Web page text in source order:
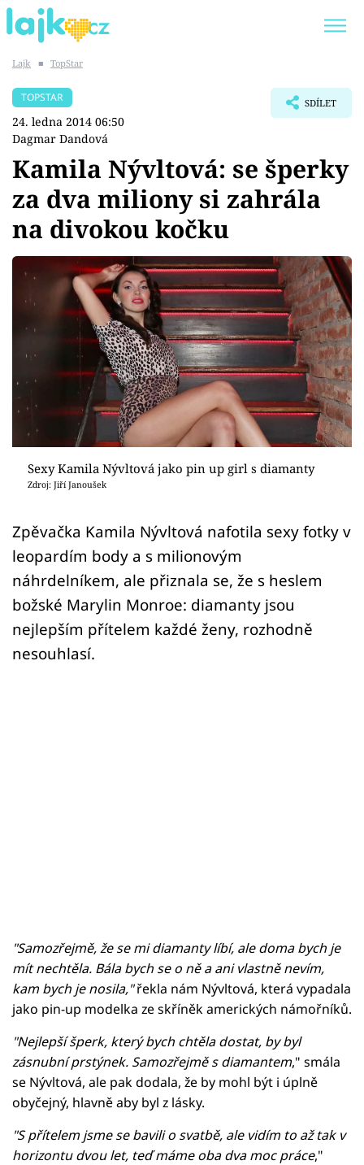
SHOPAHOLICADEL
Témata
Showbyznys
Youtubeři
Virály
Sex a vztahy
Videa
Sledujte prima+
Přihlášení
Sledujte nás
Lajk ■ TopStar
TOPSTAR
24. ledna 2014 06:50
Dagmar Dandová
SDÍLET
Kamila Nývltová: se šperky
za dva miliony si zahrála
na divokou kočku
Sexy Kamila Nývltová jako pin up girl s diamanty
Zdroj: Jiří Janoušek
Zpěvačka Kamila Nývltová nafotila sexy fotky v
leopardím body a s milionovým
náhrdelníkem, ale přiznala se, že s heslem
božské Marylin Monroe: diamanty jsou
nejlepším přítelem každé ženy, rozhodně
nesouhlasí.
"Samozřejmě, že se mi diamanty líbí, ale doma bych je
mít nechtěla. Bála bych se o ně a ani vlastně nevím,
kam bych je nosila,"řekla nám Nývltová, která vypadala
jako pin-up modelka ze skříněk amerických námořníků.
"Nejlepší šperk, který bych chtěla dostat, by byl
zásnubní prstýnek. Samozřejmě s diamantem," smála
se Nývltová, ale pak dodala, že by mohl být i úplně
obyčejný, hlavně aby byl z lásky.
"S přítelem jsme se bavili o svatbě, ale vidím to až tak v
horizontu dvou let, teď máme oba dva moc práce,"